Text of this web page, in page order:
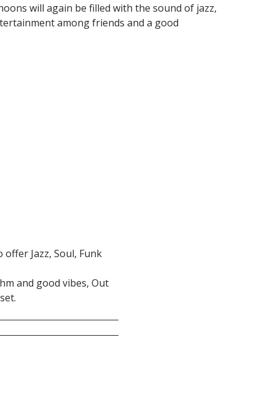
will again be filled with the sound of jazz,
among friends and a good
Jazz, Soul, Funk
and good vibes, Out